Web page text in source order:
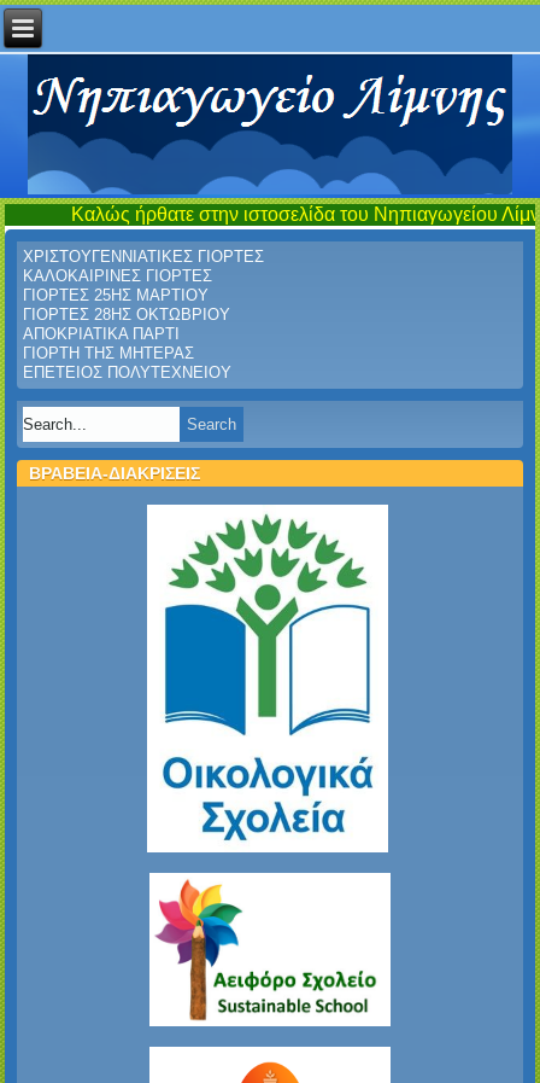
ήρθατε στην ιστοσελίδα του Νηπιαγωγείου Λίμνης...έναν
ΧΡΙΣΤΟΥΓΕΝΝΙΑΤΙΚΕΣ ΓΙΟΡΤΕΣ
ΚΑΛΟΚΑΙΡΙΝΕΣ ΓΙΟΡΤΕΣ
ΓΙΟΡΤΕΣ 25ΗΣ ΜΑΡΤΙΟΥ
ΓΙΟΡΤΕΣ 28ΗΣ ΟΚΤΩΒΡΙΟΥ
ΑΠΟΚΡΙΑΤΙΚΑ ΠΑΡΤΙ
ΓΙΟΡΤΗ ΤΗΣ ΜΗΤΕΡΑΣ
ΕΠΕΤΕΙΟΣ ΠΟΛΥΤΕΧΝΕΙΟΥ
ΒΡΑΒΕΙΑ-ΔΙΑΚΡΙΣΕΙΣ